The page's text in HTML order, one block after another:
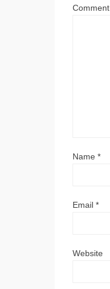
Comment
Name *
Email *
Website